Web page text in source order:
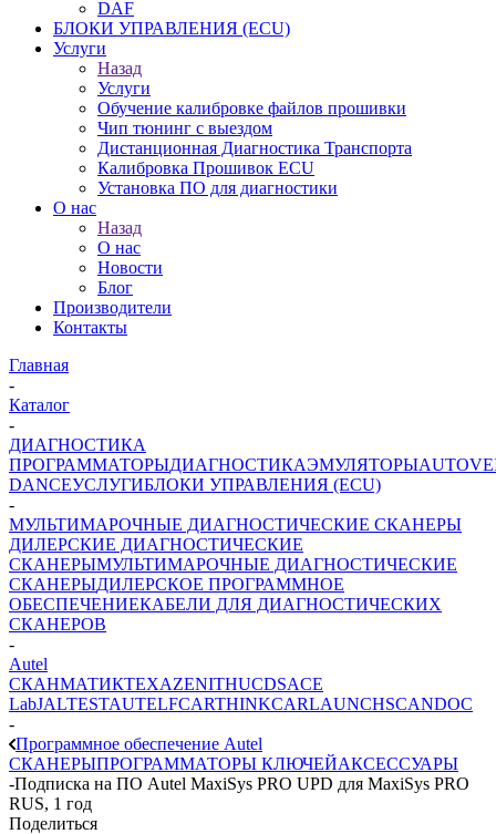
DAF
БЛОКИ УПРАВЛЕНИЯ (ECU)
Услуги
Назад
Услуги
Обучение калибровке файлов прошивки
Чип тюнинг с выездом
Дистанционная Диагностика Транспорта
Калибровка Прошивок ECU
Установка ПО для диагностики
О нас
Назад
О нас
Новости
Блог
Производители
Контакты
Главная
-
Каталог
-
ДИАГНОСТИКА
ПРОГРАММАТОРЫДИАГНОСТИКАЭМУЛЯТОРЫ
DANCEУСЛУГИБЛОКИ УПРАВЛЕНИЯ (ECU)
-
МУЛЬТИМАРОЧНЫЕ ДИАГНОСТИЧЕСКИЕ СКАНЕРЫ
ДИЛЕРСКИЕ ДИАГНОСТИЧЕСКИЕ
СКАНЕРЫМУЛЬТИМАРОЧНЫЕ ДИАГНОСТИЧЕСКИЕ
СКАНЕРЫДИЛЕРСКОЕ ПРОГРАММНОЕ
ОБЕСПЕЧЕНИЕКАБЕЛИ ДЛЯ ДИАГНОСТИЧЕСКИХ
СКАНЕРОВ
-
Autel
СКАНМАТИКTEXAZENITHUCDSACE
LabJALTESTAUTELFCARTHINKCARLAUNCHSCANDOC
-
Программное обеспечение Autel
СКАНЕРЫПРОГРАММАТОРЫ КЛЮЧЕЙАКСЕССУАРЫ
-Подписка на ПО Autel MaxiSys PRO UPD для MaxiSys PRO
RUS, 1 год
Поделиться